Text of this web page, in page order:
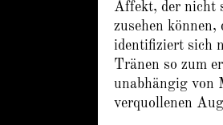
Affekt, der nicht
zusehen
identifiziert sich
Tränen so zum
unabhängig von
verquollenen